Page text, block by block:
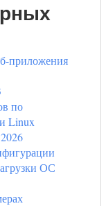
приложения
по
Linux
ОС